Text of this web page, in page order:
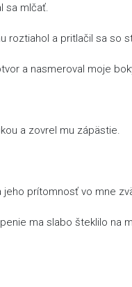
sa mlčať.
roztiahol a pritlačil sa so
a nasmeroval moje
a zovrel mu zápästie.
prítomnosť vo mne
ma slabo šteklilo na